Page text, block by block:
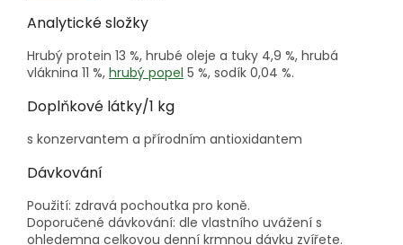
Analytické složky
Hrubý protein 13 %, hrubé oleje a tuky 4,9 %, hrubá
vláknina 11 %, hrubý popel 5 %, sodík 0,04 %.
Doplňkové látky/1 kg
s konzervantem a přírodním antioxidantem
Dávkování
Použití: zdravá pochoutka pro koně.
Doporučené dávkování: dle vlastního uvážení s
ohledemna celkovou denní krmnou dávku zvířete.